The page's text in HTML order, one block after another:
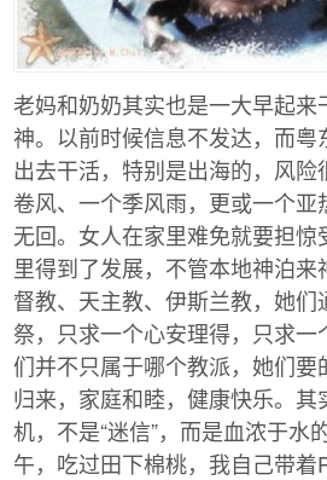
老妈和奶奶其实也是一大早起
神。以前时候信息不发达，而粤
出去干活，特别是出海的，风
卷风、一个季风雨，更或一个
无回。女人在家里难免就要担惊
里得到了发展，不管本地神泊
督教、天主教、伊斯兰教，她
祭，只求一个心安理得，只求
们并不只属于哪个教派，她们要
归来，家庭和睦，健康快乐。
机，不是“迷信”，而是血浓于水
午，吃过田下棉桃，我自己带着